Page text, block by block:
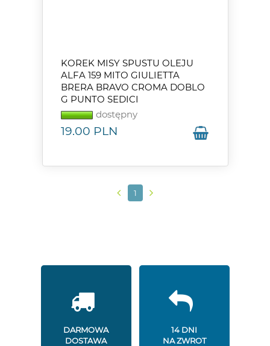
KOREK MISY SPUSTU OLEJU
ALFA 159 MITO GIULIETTA
BRERA BRAVO CROMA DOBLO
G PUNTO SEDICI
dostępny
19.00 PLN
1
DARMOWA
DOSTAWA
14 DNI
NA ZWROT